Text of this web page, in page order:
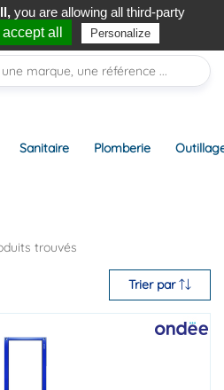
0
Sanitaire Plomberie
trouvés
Trier par
you are allowing all third-party
all Personalize